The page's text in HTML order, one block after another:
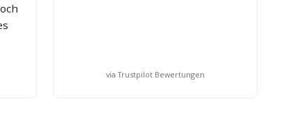
via Trustpilot Bewertungen